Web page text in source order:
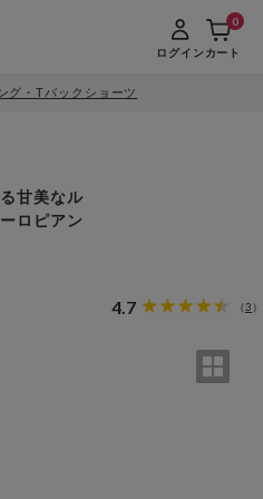
ログインカート
0
グ・Tバックショーツ
甘美なル
ロピアン
4.7 （3 ）